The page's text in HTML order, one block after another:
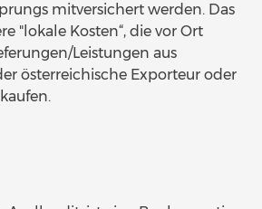
mitversichert werden. Das
"lokale Kosten“, die vor Ort
Leistungen aus
österreichische Exporteur oder